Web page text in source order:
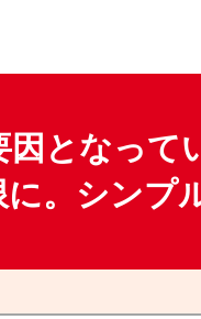
因となって
。シンプ